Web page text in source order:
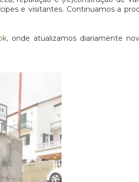
e visitantes. Continuamos a
onde atualizamos diariamente